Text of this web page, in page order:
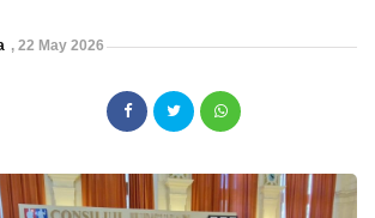
, 22 May 2026